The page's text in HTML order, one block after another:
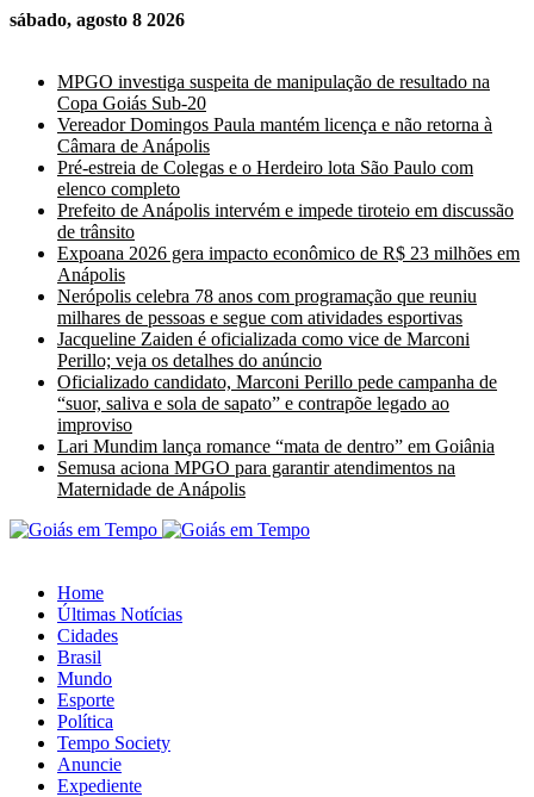
sábado, agosto 8 2026
MPGO investiga suspeita de manipulação de resultado na
Copa Goiás Sub-20
Vereador Domingos Paula mantém licença e não retorna à
Câmara de Anápolis
Pré-estreia de Colegas e o Herdeiro lota São Paulo com
elenco completo
Prefeito de Anápolis intervém e impede tiroteio em discussão
de trânsito
Expoana 2026 gera impacto econômico de R$ 23 milhões em
Anápolis
Nerópolis celebra 78 anos com programação que reuniu
milhares de pessoas e segue com atividades esportivas
Jacqueline Zaiden é oficializada como vice de Marconi
Perillo; veja os detalhes do anúncio
Oficializado candidato, Marconi Perillo pede campanha de
“suor, saliva e sola de sapato” e contrapõe legado ao
improviso
Lari Mundim lança romance “mata de dentro” em Goiânia
Semusa aciona MPGO para garantir atendimentos na
Maternidade de Anápolis
Home
Últimas Notícias
Cidades
Brasil
Mundo
Esporte
Política
Tempo Society
Anuncie
Expediente